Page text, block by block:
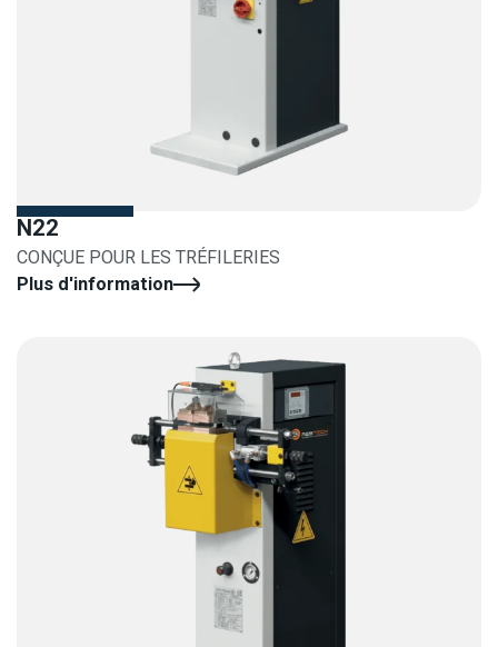
N22
CONÇUE POUR LES TRÉFILERIES
Plus d'information